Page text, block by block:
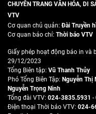
CHUYÊN TRANG VĂN HÓA, DI
VTV
Cơ quan chủ quản:Đài Truyền
Cơ quan báo chí: Thời báo VTV
Giấy phép hoạt động báo in và
29/12/2023
Tổng Biên tập: Vũ Thanh Thủy
Phó Tổng Biên Tập: Nguyễn Thị
Nguyễn Trọng Ninh
Tổng đài VTV: 024-3835.5931 -
Ðiện thoại Thời báo VTV: 024-